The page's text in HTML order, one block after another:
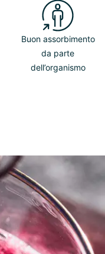
Buon assorbimento
da parte
dell’organismo